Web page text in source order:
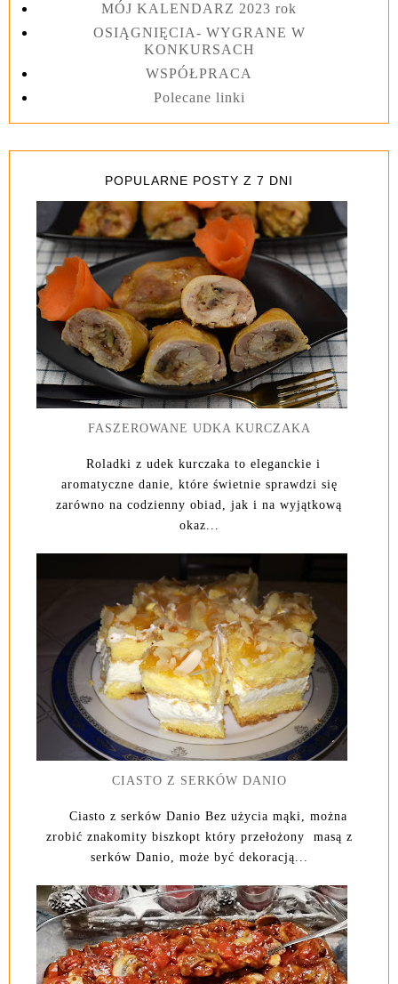
MÓJ KALENDARZ 2023 rok
OSIĄGNIĘCIA- WYGRANE W
KONKURSACH
WSPÓŁPRACA
Polecane linki
POPULARNE POSTY Z 7 DNI
FASZEROWANE UDKA KURCZAKA
Roladki z udek kurczaka to eleganckie i
aromatyczne danie, które świetnie sprawdzi się
zarówno na codzienny obiad, jak i na wyjątkową
okaz...
CIASTO Z SERKÓW DANIO
Ciasto z serków Danio Bez użycia mąki, można
zrobić znakomity biszkopt który przełożony masą z
serków Danio, może być dekoracją...